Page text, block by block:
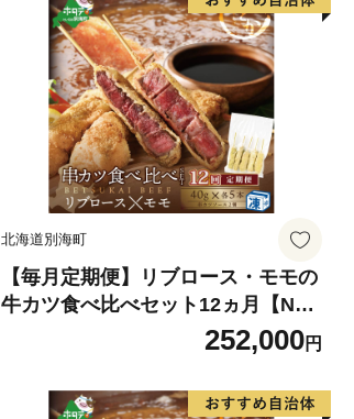
北海道別海町
【毎月定期便】リブロース・モモの
牛カツ食べ比べセット12ヵ月【ND
M120095】（串あげ処のどか）
252,000円